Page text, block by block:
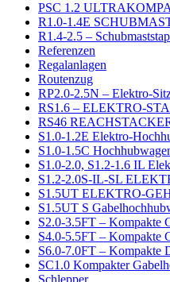
PSC 1.2
R1.0-1.4E
R1.4-2.5 –
Referenzen
Regalanlagen
Routenzug
RP2.0-2.5N – Elektro-
RS1.6 – ELEKTRO-
RS46
S1.0-1.2E Elektro-
S1.0-1.5C
S1.0-2.0, S1.2-1.6 IL
S1.2-2.0S-IL-SL
S1.5UT ELEKTRO-
S1.5UT S
S2.0-3.5FT – Kompakte
S4.0-5.5FT – Kompakte
S6.0-7.0FT – Kompakte
SC1.0 Kompakter
Schlepper